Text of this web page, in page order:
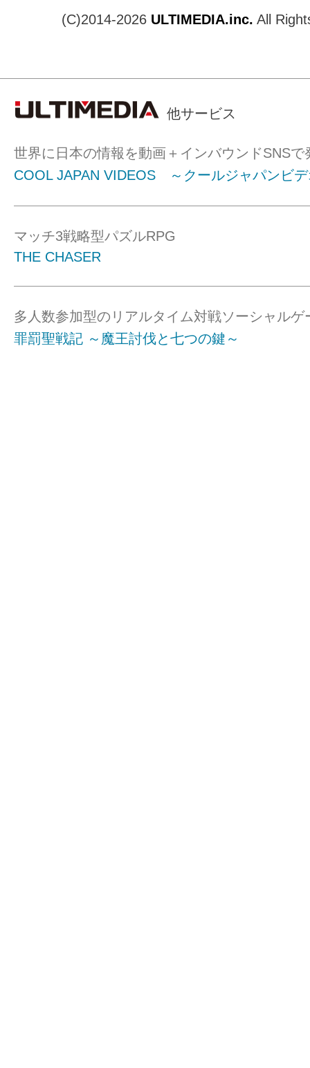
(C)2014-2026 ULTIMEDIA.inc. All
他サービス
世界に日本の情報を動画＋インバウンドSNSで
COOL JAPAN VIDEOS ～クールジャパンビ
マッチ3戦略型パズルRPG
THE CHASER
多人数参加型のリアルタイム対戦ソーシャルゲ
罪罰聖戦記 ～魔王討伐と七つの鍵～